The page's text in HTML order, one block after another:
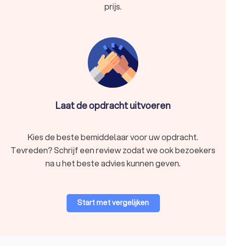
prijs.
Laat de opdracht uitvoeren
Kies de beste bemiddelaar voor uw opdracht.
Tevreden? Schrijf een review zodat we ook bezoekers
na u het beste advies kunnen geven.
Start met vergelijken